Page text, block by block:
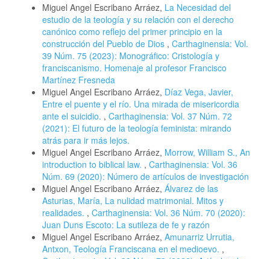
Miguel Angel Escribano Arráez, La Necesidad del
estudio de la teología y su relación con el derecho
canónico como reflejo del primer principio en la
construcción del Pueblo de Dios , Carthaginensia: Vol.
39 Núm. 75 (2023): Monográfico: Cristología y
franciscanismo. Homenaje al profesor Francisco
Martínez Fresneda
Miguel Angel Escribano Arráez, Díaz Vega, Javier,
Entre el puente y el río. Una mirada de misericordia
ante el suicidio. , Carthaginensia: Vol. 37 Núm. 72
(2021): El futuro de la teología feminista: mirando
atrás para ir más lejos.
Miguel Angel Escribano Arráez, Morrow, William S., An
introduction to biblical law. , Carthaginensia: Vol. 36
Núm. 69 (2020): Número de artículos de investigación
Miguel Angel Escribano Arráez, Álvarez de las
Asturias, María, La nulidad matrimonial. Mitos y
realidades. , Carthaginensia: Vol. 36 Núm. 70 (2020):
Juan Duns Escoto: La sutileza de fe y razón
Miguel Angel Escribano Arráez, Amunarriz Urrutia,
Antxon, Teología Franciscana en el medioevo. ,